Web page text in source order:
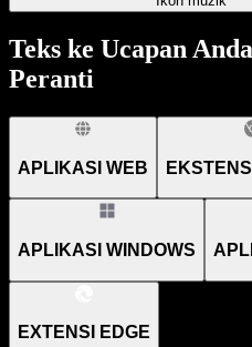
Teks ke Ucapan
Peranti
APLIKASI WEB
APLIKASI WINDOWS
EXTENSI EDGE